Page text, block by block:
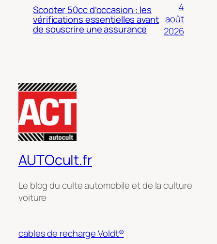
Scooter 50cc d’occasion : les
vérifications essentielles avant
de souscrire une assurance
4
août
2026
AUTOcult.fr
Le blog du culte automobile et de la culture
voiture
cables de recharge Voldt®